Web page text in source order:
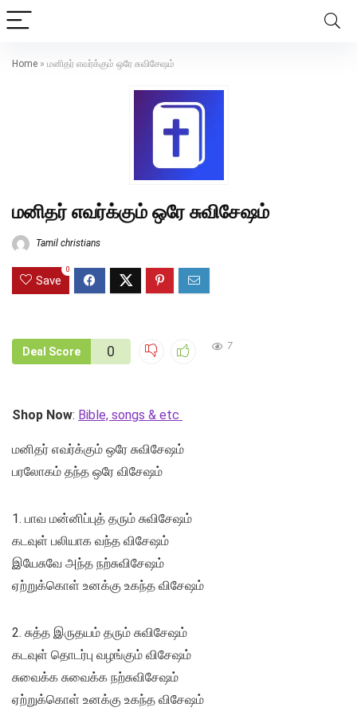
Home » மனிதர் எவர்க்கும் ஒரே சுவிசேஷம்
மனிதர் எவர்க்கும் ஒரே சுவிசேஷம்
Tamil christians
Save
0
Deal Score 0 7
Shop Now: Bible, songs & etc
மனிதர் எவர்க்கும் ஒரே சுவிசேஷம்
பரலோகம் தந்த ஒரே விசேஷம்
1. பாவ மன்னிப்புத் தரும் சுவிசேஷம்
கடவுள் பலியாக வந்த விசேஷம்
இயேசுவே அந்த நற்சுவிசேஷம்
ஏற்றுக்கொள் உனக்கு உகந்த விசேஷம்
2. சுத்த இருதயம் தரும் சுவிசேஷம்
கடவுள் தொடர்பு வழங்கும் விசேஷம்
சுவைக்க சுவைக்க நற்சுவிசேஷம்
ஏற்றுக்கொள் உனக்கு உகந்த விசேஷம்